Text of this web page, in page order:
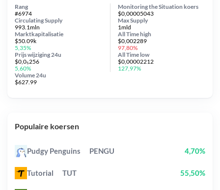
Monitoring the Situation koers
$0,00005043
Circulating Supply
993.1mln
Prijs wijziging 24u
$0,0₅256
5,60%
Max Supply
1mld
Marktkapitalisatie
$50.09k
5,35%
Volume 24u
$627.99
Rang
#6974
All Timehigh
$0,002289
97,80%
All Time low
$0,00002212
127,97%
Populaire koersen
Pudgy Penguins PENGU 4,70%
Tutorial TUT 55,50%